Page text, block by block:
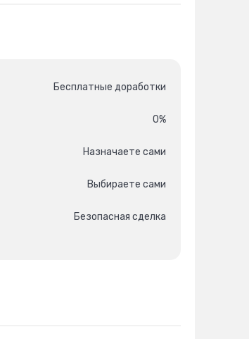
Бесплатные доработки
0%
Назначаете сами
Выбираете сами
Безопасная сделка